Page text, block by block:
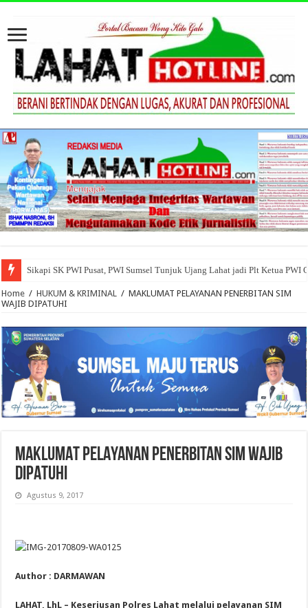
Sikapi SK PWI Pusat, PWI Sumsel Tunjuk Ujang Lahat jadi Plt Ketua PWI
Home / HUKUM & KRIMINAL / MAKLUMAT PELAYANAN PENERBITAN SIM
WAJIB DIPATUHI
MAKLUMAT PELAYANAN PENERBITAN SIM WAJIB
DIPATUHI
Agustus 9, 2017
Author : DARMAWAN
LAHAT, LhL – Keseriusan Polres Lahat melalui pelayanan SIM